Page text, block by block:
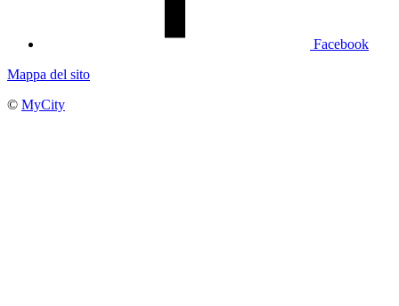
Facebook
Mappa del sito
© MyCity